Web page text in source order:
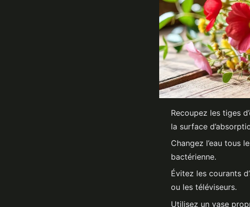
Recoupez les tiges
la surface
Changez l’eau tous
bactérienne.
Évitez les courants
ou les téléviseurs.
Utilisez un vase